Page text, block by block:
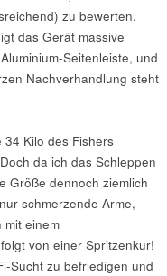
zu bewerten.
das Gerät massive
Seitenleiste, und
Nachverhandlung steht
Kilo des Fishers
da ich das Schleppen
Größe dennoch ziemlich
schmerzende Arme,
mit einem
von einer Spritzenkur!
Sucht zu befriedigen und